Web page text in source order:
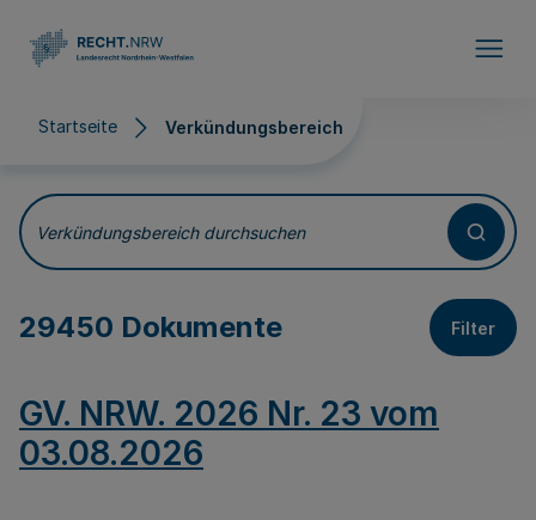
Startseite Verkündungsbereich
Verkündungsbereich
Verkündungsbereich durchsuchen
29450 Dokumente Filter
GV. NRW. 2026 Nr. 23 vom
03.08.2026